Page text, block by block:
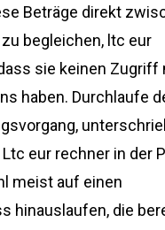
Beträge direkt
begleichen, ltc eur
sie keinen Zugriff
haben. Durchlaufe
eur rechner in der
meist auf einen
hinauslaufen, die